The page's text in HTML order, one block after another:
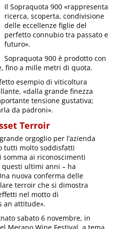
Il Sopraquota 900 «rappresenta
ricerca, scoperta, condivisione
delle eccellenze figlie del
perfetto connubio tra passato e
futuro».
Sopraquota 900 è prodotto con
fino a mille metri di quota.
esempio di viticoltura
«dalla grande finezza
tensione gustativa;
da padroni».
Terroir
orgoglio per l’azienda
tutti molto soddisfatti
somma ai riconoscimenti
ultimi anni – ha
nuova conferma delle
terroir che si dimostra
nel motto di
an attitude».
sabato 6 novembre, in
Merano Wine Festival, a tema